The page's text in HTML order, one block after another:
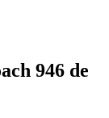
946 de